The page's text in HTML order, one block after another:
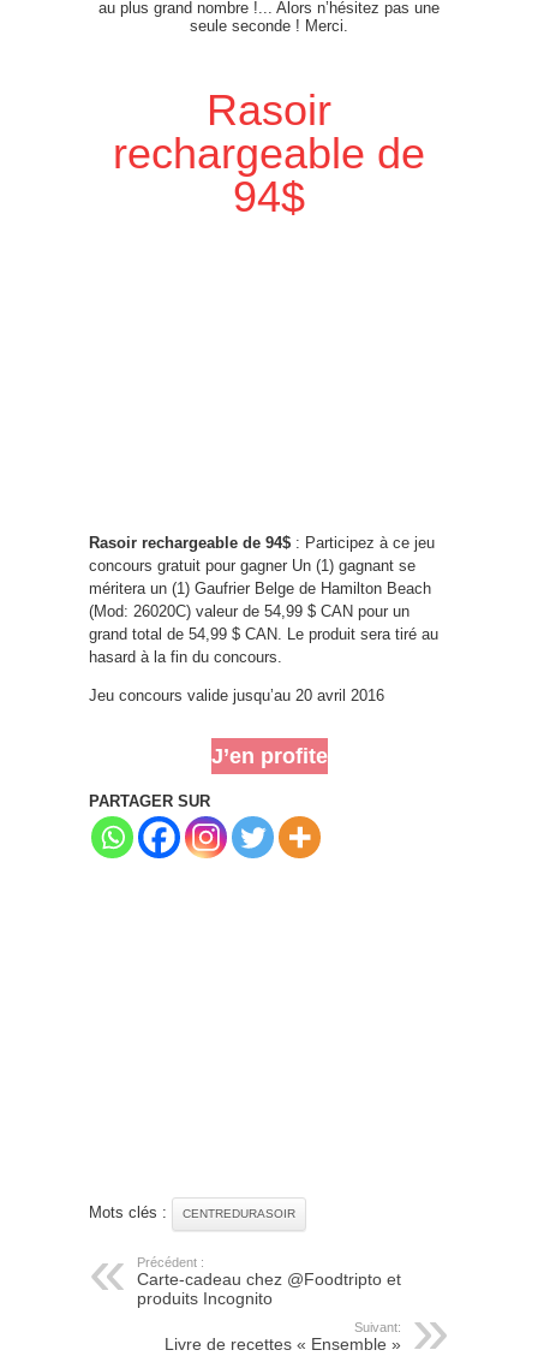
au plus grand nombre !... Alors n’hésitez pas une
seule seconde ! Merci.
Rasoir
rechargeable de
94$
Rasoir rechargeable de 94$ : Participez à ce jeu
concours gratuit pour gagner Un (1) gagnant se
méritera un (1) Gaufrier Belge de Hamilton Beach
(Mod: 26020C) valeur de 54,99 $ CAN pour un
grand total de 54,99 $ CAN. Le produit sera tiré au
hasard à la fin du concours.
Jeu concours valide jusqu’au 20 avril 2016
J’en profite
PARTAGER SUR
Mots clés : CENTREDURASOIR
Précédent :
Carte-cadeau chez @Foodtripto et
produits Incognito
Suivant:
Livre de recettes « Ensemble »